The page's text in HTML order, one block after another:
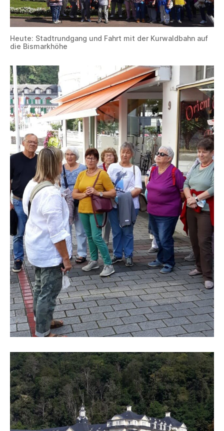
Heute: Stadtrundgang und Fahrt mit der Kurwaldbahn auf
die Bismarkhöhe